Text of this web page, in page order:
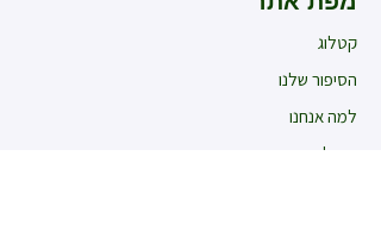
קטלוג
הסיפור שלנו
למה אנחנו
מומלצי החודש